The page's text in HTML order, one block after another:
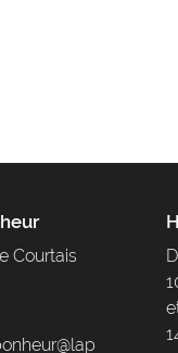
Courtais